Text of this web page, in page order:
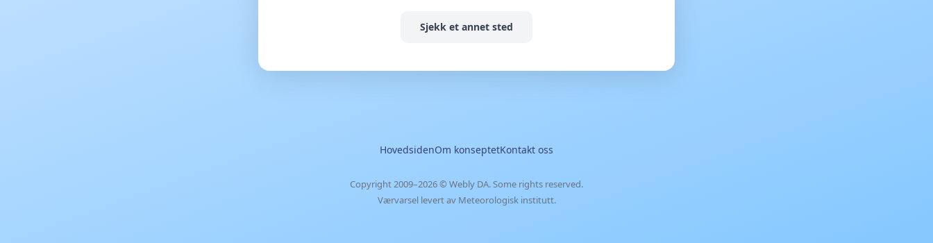
Sjekk et annet sted
HovedsidenOm konseptetKontakt oss
Copyright 2009–2026 © Webly DA. Some rights reserved.
Værvarsel levert av Meteorologisk institutt.